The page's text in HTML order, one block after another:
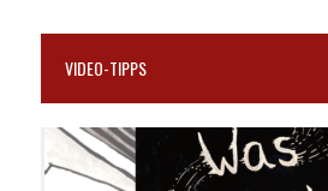
VIDEO-TIPPS